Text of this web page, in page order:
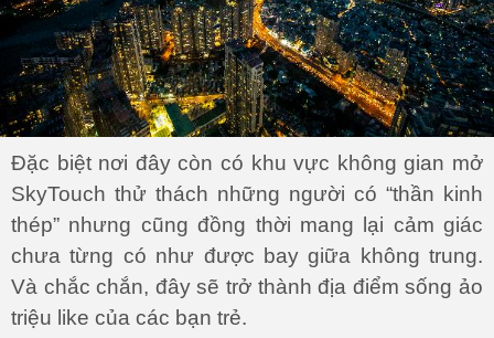
Đặc biệt nơi đây còn có khu vực không gian mở
SkyTouch thử thách những người có “thần kinh
thép” nhưng cũng đồng thời mang lại cảm giác
chưa từng có như được bay giữa không trung.
Và chắc chắn, đây sẽ trở thành địa điểm sống ảo
triệu like của các bạn trẻ.